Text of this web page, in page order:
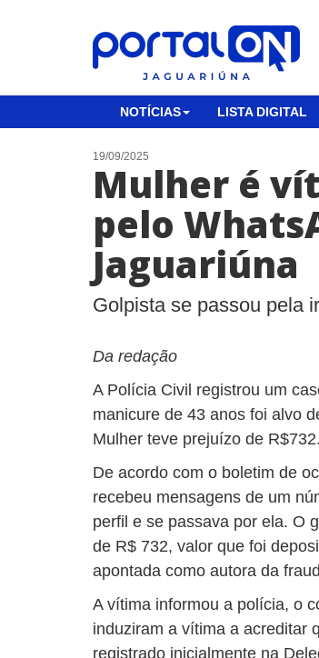
NOTÍCIAS LISTA DIGITAL
19/09/2025
Mulher é
pelo
Jaguariúna
Golpista se passou pela
Da redação
A Polícia Civil registrou um
manicure de 43 anos foi alvo
Mulher teve prejuízo de R$732.
De acordo com o boletim de
recebeu mensagens de um
perfil e se passava por ela. O
de R$ 732, valor que foi
apontada como autora da
A vítima informou a polícia, o
induziram a vítima a acreditar
registrado inicialmente na